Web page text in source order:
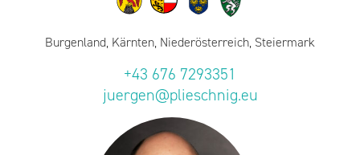
Burgenland, Kärnten, Niederösterreich, Steiermark
+43 676 7293351
juergen@plieschnig.eu